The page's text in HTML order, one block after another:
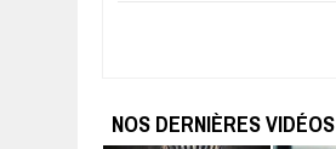
NOS DERNIÈRES VIDÉOS